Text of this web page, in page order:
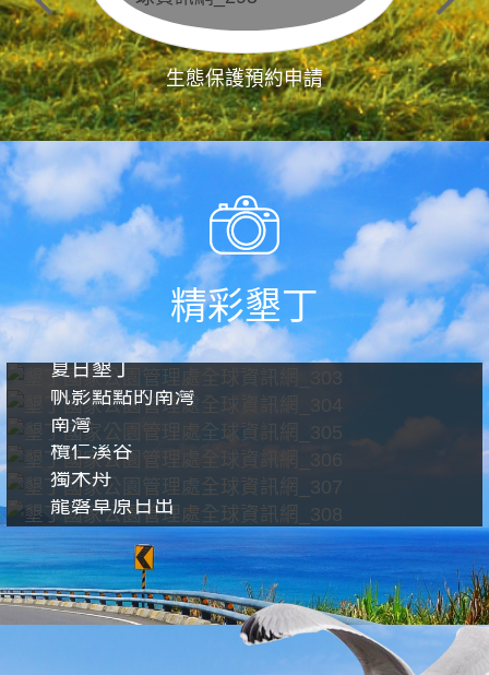
生態保護預約申請
精彩墾丁
夏日墾丁
帆影點點的南灣
南灣
欖仁溪谷
獨木舟
龍磐草原日出